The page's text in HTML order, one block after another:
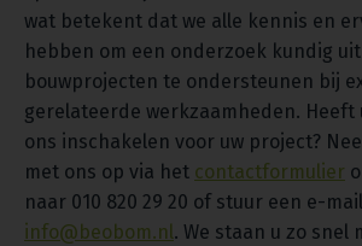
wat betekent dat we alle kennis en
hebben om een onderzoek kundig
bouwprojecten te ondersteunen bij
gerelateerde werkzaamheden. Heeft
ons inschakelen voor uw project?
met ons op via het contactformulier
naar 010 820 29 20 of stuur een e-
info@beobom.nl. We staan u zo snel